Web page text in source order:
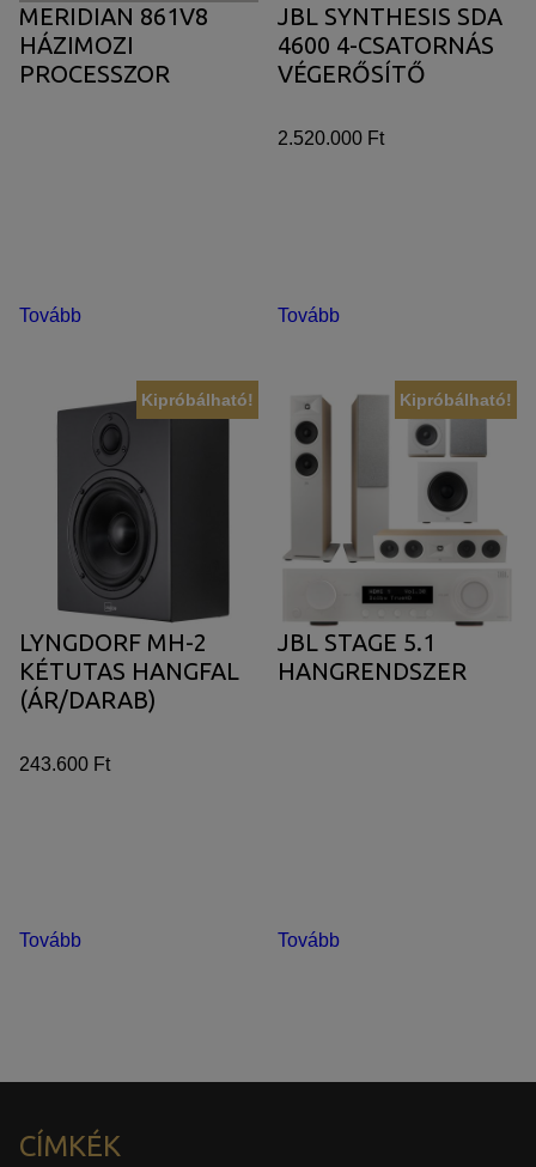
MERIDIAN 861V8
HÁZIMOZI
PROCESSZOR
Tovább
JBL SYNTHESIS SDA
4600 4-CSATORNÁS
VÉGERŐSÍTŐ
2.520.000 Ft
Tovább
Kipróbálható!
LYNGDORF MH-2
KÉTUTAS HANGFAL
(ÁR/DARAB)
243.600 Ft
Tovább
Kipróbálható!
JBL STAGE 5.1
HANGRENDSZER
Tovább
CÍMKÉK